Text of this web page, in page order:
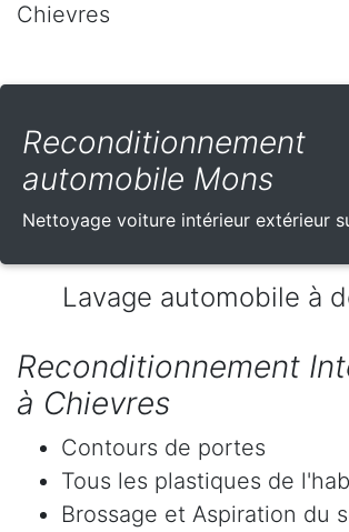
Chievres
Reconditionnement
automobile Mons
Nettoyage voiture intérieur extérieur
Lavage automobile à
Reconditionnement
à Chievres
Contours de portes
Tous les plastiques de
Brossage et Aspiration du